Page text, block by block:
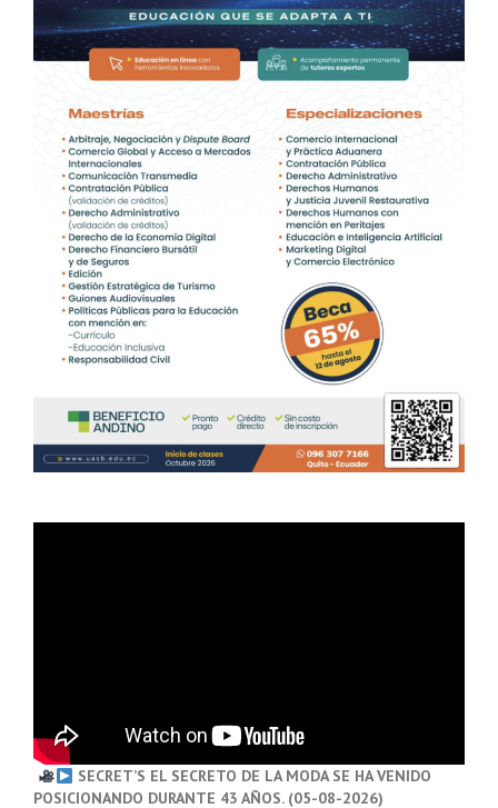
SECRET’S EL SECRETO DE LA MODA SE HA VENIDO
POSICIONANDO DURANTE 43 AÑOS. (05-08-2026)